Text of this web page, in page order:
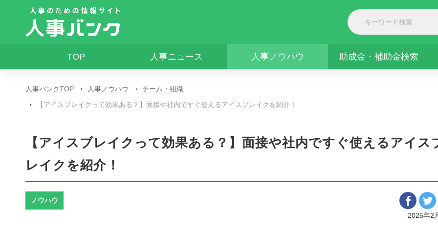
TOP 人事ニュース 人事ノウハウ 助成金・補助金検索
人事バンクTOP 人事ノウハウ
チーム・組織
【アイスブレイクって効果ある？】面接や社内ですぐ使えるアイスブレイクを紹介！
【アイスブレイクって効果ある？】面接や社内ですぐ使えるアイス
レイクを紹介！
ノウハウ
2025年2